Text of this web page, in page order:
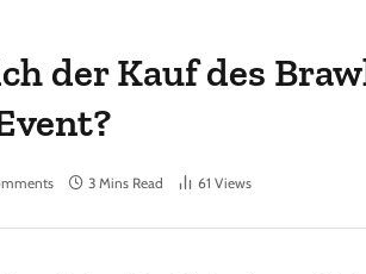
der Kauf des
3 Mins Read 61 Views